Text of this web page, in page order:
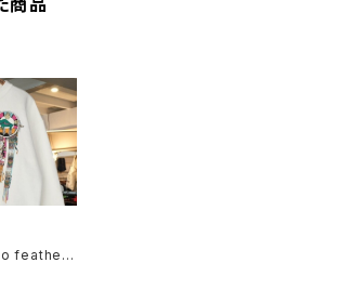
商品
feather
Sweat